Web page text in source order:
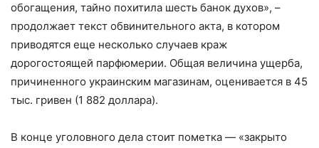
обогащения, тайно похитила шесть банок духов», –
продолжает текст обвинительного акта, в котором
приводятся еще несколько случаев краж
дорогостоящей парфюмерии. Общая величина ущерба,
причиненного украинским магазинам, оценивается в 45
тыс. гривен (1 882 доллара).
В конце уголовного дела стоит пометка — «закрыто